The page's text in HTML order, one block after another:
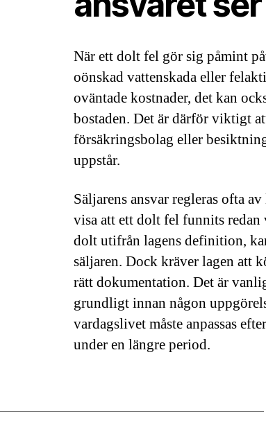
När ett dolt fel gör sig påmint
oönskad vattenskada eller
oväntade kostnader, det kan
bostaden. Det är därför viktigt
försäkringsbolag eller
uppstår.
Säljarens ansvar regleras ofta
visa att ett dolt fel funnits
dolt utifrån lagens definition,
säljaren. Dock kräver lagen att
rätt dokumentation. Det är
grundligt innan någon
vardagslivet måste anpassas
under en längre period.